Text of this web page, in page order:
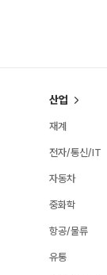
산업
재계
전자/통신/IT
자동차
중화학
항공/물류
유통